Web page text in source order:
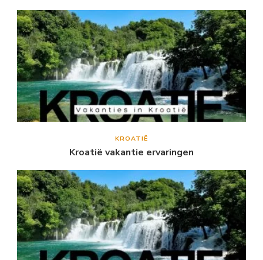
KROATIË
Kroatië vakantie ervaringen